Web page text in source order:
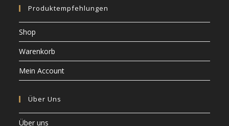
Produktempfehlungen
Shop
Warenkorb
Mein Account
Über Uns
Über uns